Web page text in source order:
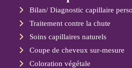
Bilan/ Diagnostic capillaire
Traitement contre la chute
Soins capillaires naturels
Coupe de cheveux sur-mesure
Coloration végétale